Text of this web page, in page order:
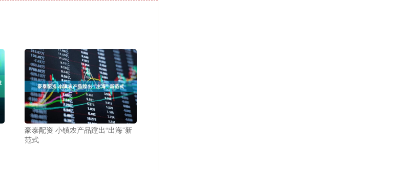
豪泰配资 小镇农产品蹚出“出海”新
范式